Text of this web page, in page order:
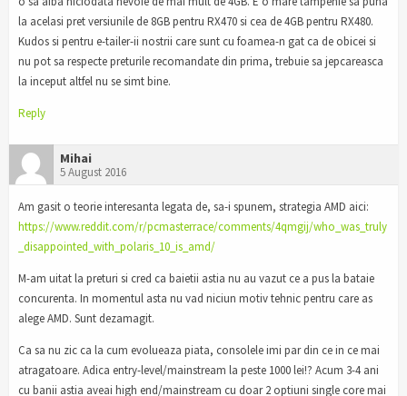
la acelasi pret versiunile de 8GB pentru RX470 si cea de 4GB pentru RX480.
Kudos si pentru e-tailer-ii nostrii care sunt cu foamea-n gat ca de obicei si
nu pot sa respecte preturile recomandate din prima, trebuie sa jepcareasca
la inceput altfel nu se simt bine.
Reply
Mihai
5 August 2016
Am gasit o teorie interesanta legata de, sa-i spunem, strategia AMD aici:
https://www.reddit.com/r/pcmasterrace/comments/4qmgij/who_was_truly
_disappointed_with_polaris_10_is_amd/
M-am uitat la preturi si cred ca baietii astia nu au vazut ce a pus la bataie
concurenta. In momentul asta nu vad niciun motiv tehnic pentru care as
alege AMD. Sunt dezamagit.
Ca sa nu zic ca la cum evolueaza piata, consolele imi par din ce in ce mai
atragatoare. Adica entry-level/mainstream la peste 1000 lei!? Acum 3-4 ani
cu banii astia aveai high end/mainstream cu doar 2 optiuni single core mai